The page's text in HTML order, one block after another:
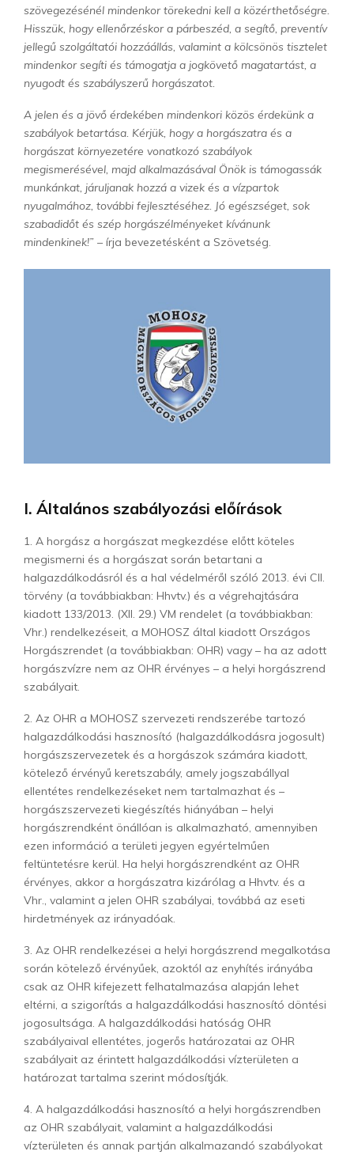
szövegezésénél mindenkor törekedni kell a közérthetőségre.
Hisszük, hogy ellenőrzéskor a párbeszéd, a segítő, preventív
jellegű szolgáltatói hozzáállás, valamint a kölcsönös tisztelet
mindenkor segíti és támogatja a jogkövető magatartást, a
nyugodt és szabályszerű horgászatot.
A jelen és a jövő érdekében mindenkori közös érdekünk a
szabályok betartása. Kérjük, hogy a horgászatra és a
horgászat környezetére vonatkozó szabályok
megismerésével, majd alkalmazásával Önök is támogassák
munkánkat, járuljanak hozzá a vizek és a vízpartok
nyugalmához, további fejlesztéséhez. Jó egészséget, sok
szabadidőt és szép horgászélményeket kívánunk
mindenkinek!” – írja bevezetésként a Szövetség.
I. Általános szabályozási előírások
1. A horgász a horgászat megkezdése előtt köteles
megismerni és a horgászat során betartani a
halgazdálkodásról és a hal védelméről szóló 2013. évi CII.
törvény (a továbbiakban: Hhvtv.) és a végrehajtására
kiadott 133/2013. (XII. 29.) VM rendelet (a továbbiakban:
Vhr.) rendelkezéseit, a MOHOSZ által kiadott Országos
Horgászrendet (a továbbiakban: OHR) vagy – ha az adott
horgászvízre nem az OHR érvényes – a helyi horgászrend
szabályait.
2. Az OHR a MOHOSZ szervezeti rendszerébe tartozó
halgazdálkodási hasznosító (halgazdálkodásra jogosult)
horgászszervezetek és a horgászok számára kiadott,
kötelező érvényű keretszabály, amely jogszabállyal
ellentétes rendelkezéseket nem tartalmazhat és –
horgászszervezeti kiegészítés hiányában – helyi
horgászrendként önállóan is alkalmazható, amennyiben
ezen információ a területi jegyen egyértelműen
feltüntetésre kerül. Ha helyi horgászrendként az OHR
érvényes, akkor a horgászatra kizárólag a Hhvtv. és a
Vhr., valamint a jelen OHR szabályai, továbbá az eseti
hirdetmények az irányadóak.
3. Az OHR rendelkezései a helyi horgászrend megalkotása
során kötelező érvényűek, azoktól az enyhítés irányába
csak az OHR kifejezett felhatalmazása alapján lehet
eltérni, a szigorítás a halgazdálkodási hasznosító döntési
jogosultsága. A halgazdálkodási hatóság OHR
szabályaival ellentétes, jogerős határozatai az OHR
szabályait az érintett halgazdálkodási vízterületen a
határozat tartalma szerint módosítják.
4. A halgazdálkodási hasznosító a helyi horgászrendben
az OHR szabályait, valamint a halgazdálkodási
vízterületen és annak partján alkalmazandó szabályokat